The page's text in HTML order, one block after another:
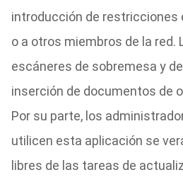
introducción de restricciones
o a otros miembros de la red.
escáneres de sobremesa y
inserción de documentos de
Por su parte, los
utilicen esta aplicación se
libres de las tareas de